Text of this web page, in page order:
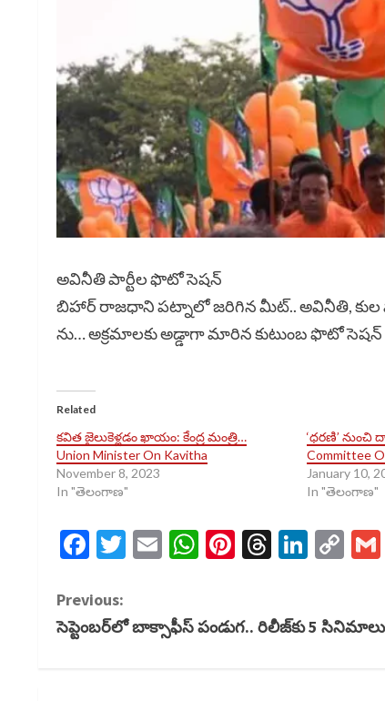
అవినీతి పార్టీల ఫొటో సెషన్
బిహార్ రాజధాని పట్నాలో జరిగిన మీట్.. అవినీతి, కుల
ను… అక్రమాలకు అడ్డాగా మారిన కుటుంబ ఫొటో
Related
కవిత జైలుకెళ్లడం ఖాయం: కేంద్ర మంత్రి…
Union Minister On Kavitha
November 8, 2023
In "తెలంగాణ"
‘ధరణి’ నుంచి
Committee
January 10,
In "తెలంగాణ"
Facebook
Twitter
EmailWhatsApp
Pinterest
Threads
C
o
Previous:
సెప్టెంబర్‌లో బాక్సాఫీస్ పండుగ.. రిలీజ్‌కు 5 సినిమాలు